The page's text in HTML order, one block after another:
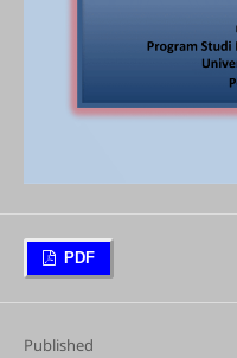
PDF
Published